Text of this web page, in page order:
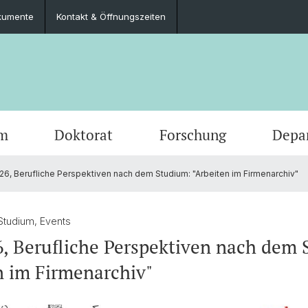
Kontakt & Öffnungszeiten
Neuerscheinungen
Ringvorlesung FS26 Resistance is a
Repetoire
Ansprechpersonen & Dokumente
Werkzeugkasten Geschichte FAQs
Doktorat
Dokumente Doktorat
Forschung
Kontakt & Öffnungszeiten
Persönliche Integrität
Geschichte Afrikas
Berufliche Perspektiven nach dem Studium: "Arbeiten im Firmenarchiv"
Events
Berufliche Perspektiven nach dem
im Firmenarchiv"